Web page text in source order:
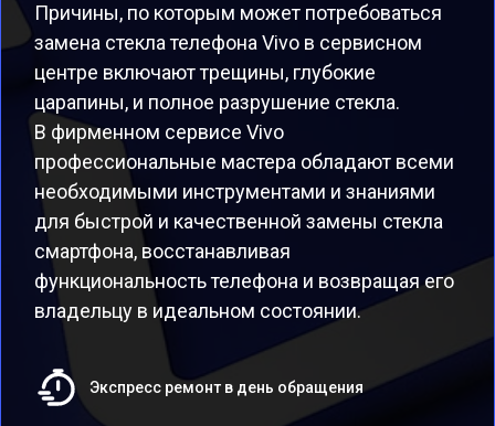
Причины, по которым может потребоваться
замена стекла телефона Vivo в сервисном
центре включают трещины, глубокие
царапины, и полное разрушение стекла.
В фирменном сервисе Vivo
профессиональные мастера обладают всеми
необходимыми инструментами и знаниями
для быстрой и качественной замены стекла
смартфона, восстанавливая
функциональность телефона и возвращая его
владельцу в идеальном состоянии.
Экспресс ремонт в день обращения